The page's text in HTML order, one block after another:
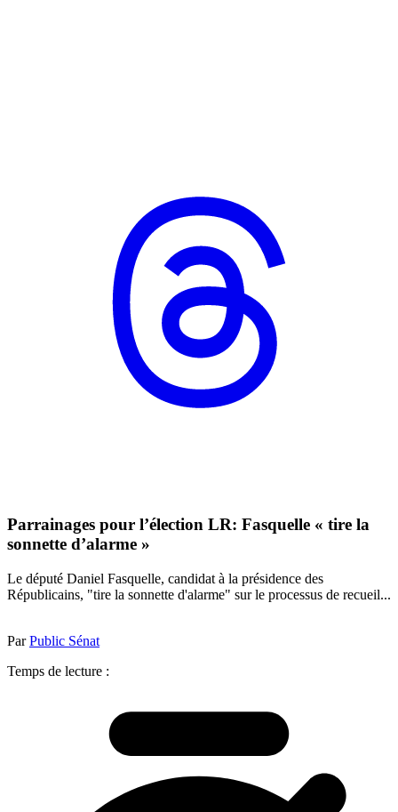
Parrainages pour l’élection LR: Fasquelle « tire la
sonnette d’alarme »
Le député Daniel Fasquelle, candidat à la présidence des
Républicains, "tire la sonnette d'alarme" sur le processus de recueil...
ParPublic Sénat
Temps de lecture :